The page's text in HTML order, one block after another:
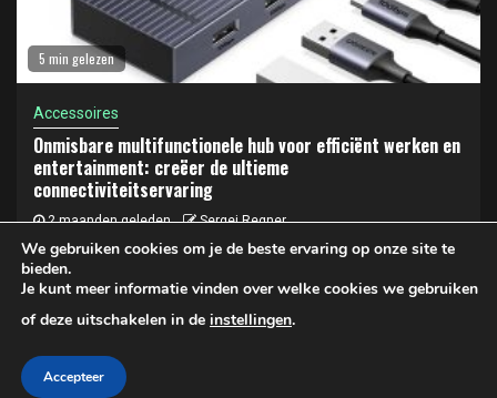
5 min gelezen
Accessoires
Onmisbare multifunctionele hub voor efficiënt werken en
entertainment: creëer de ultieme
connectiviteitservaring
2 maanden geleden Sergej Regner
Privacy- en cookiebeleid
Copyright © 2025 LAPTOP KOPEN | Privacy- en Cookiebeleid
We gebruiken cookies om je de beste ervaring op onze site te
bieden.
Je kunt meer informatie vinden over welke cookies we gebruiken
of deze uitschakelen in de instellingen.
Accepteer